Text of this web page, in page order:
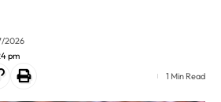
pm
2026
1 Min Read